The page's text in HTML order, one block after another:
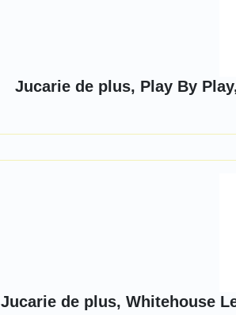
Jucarie de plus, Play By
Jucarie de plus, Whitehouse